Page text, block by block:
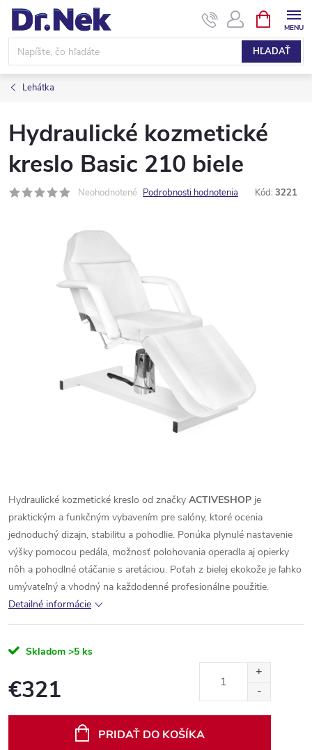
Prejsť
obsah
HĽADAŤ
KOŠÍK
Lehátka
Hydraulické kozmetické
kreslo Basic 210 biele
Neohodnotené Podrobnosti hodnotenia Kód: 3221
Hydraulické kozmetické kreslo od značky ACTIVESHOP je
praktickým a funkčným vybavením pre salóny, ktoré ocenia
jednoduchý dizajn, stabilitu a pohodlie. Ponúka plynulé nastavenie
výšky pomocou pedála, možnosť polohovania operadla aj opierky
nôh a pohodlné otáčanie s aretáciou. Poťah z bielej ekokože je ľahko
umývateľný a vhodný na každodenné profesionálne použitie.
Detailné informácie
Skladom >5 ks
€321
PRIDAŤ DO KOŠÍKA